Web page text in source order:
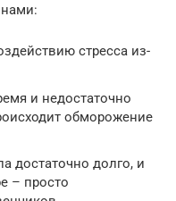
стресса из-
и недостаточно
обморожение
достаточно долго, и
– просто